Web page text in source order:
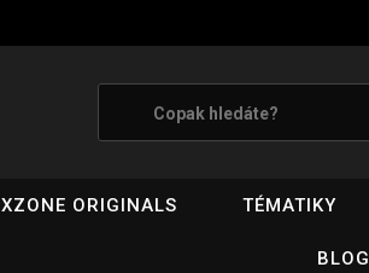
XZONE ORIGINALS TÉMATIKY
BLOG